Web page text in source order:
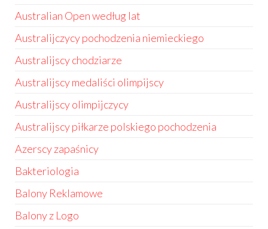
Australian Open według lat
Australijczycy pochodzenia niemieckiego
Australijscy chodziarze
Australijscy medaliści olimpijscy
Australijscy olimpijczycy
Australijscy piłkarze polskiego pochodzenia
Azerscy zapaśnicy
Bakteriologia
Balony Reklamowe
Balony z Logo